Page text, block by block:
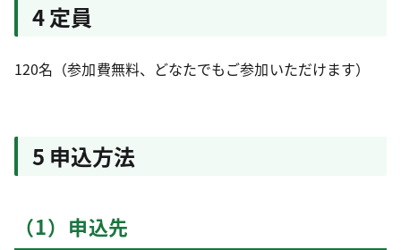
4 定員
120名（参加費無料、どなたでもご参加いただけます）
5 申込方法
（1）申込先